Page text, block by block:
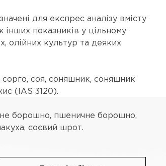
для експрес аналізу вмісту
інших показників у цільному
олійних культур та деяких
соя, соняшник, соняшник
(IAS 3120).
борошно, пшеничне борошно,
соєвий шрот.